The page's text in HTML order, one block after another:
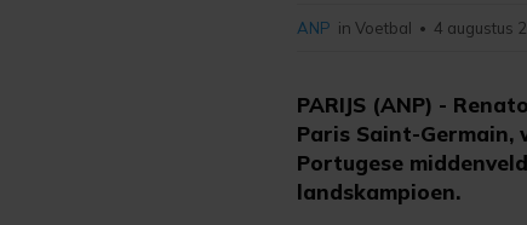
PARIJS (ANP) -
Paris Saint-
Portugese
landskampioen.
ANP in Voetbal • 4 augustus